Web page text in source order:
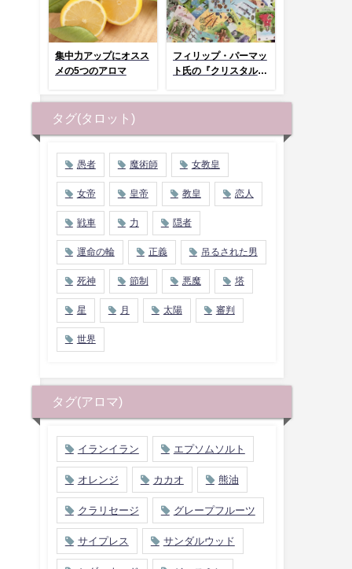
集中力アップにオスス
メの5つのアロマ
フィリップ・パーマッ
ト氏の『クリスタルタ
タグ(タロット)
愚者 魔術師 女教皇
女帝 皇帝 教皇 恋人
戦車 力 隠者
運命の輪 正義 吊るされた男
死神 節制 悪魔 塔
星 月 太陽 審判
世界
タグ(アロマ)
イランイラン エプソムソルト
オレンジ カカオ 熊油
クラリセージ グレープフルーツ
サイプレス サンダルウッド